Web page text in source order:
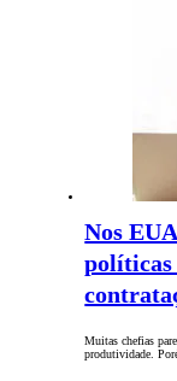
Nos
políticas
Muitas chefias
produtividade.